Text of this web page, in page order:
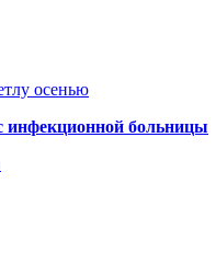
осенью
инфекционной больницы